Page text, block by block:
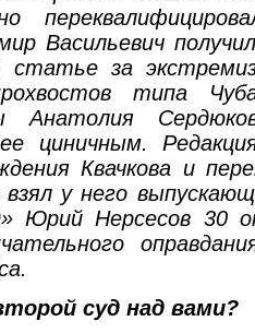
Васильевич
статье за
типа
Анатолия
циничным.
Квачкова и
у него
Юрий Нерсесов 30
суд над вами?